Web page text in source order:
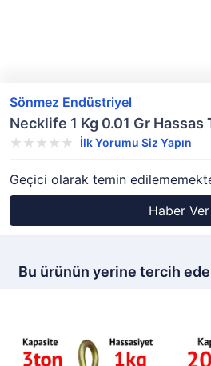
Sönmez Endüstriyel
Necklife 1 Kg 0.01 Gr Hassas
İlk Yorumu Siz Yapın
Geçici olarak temin
Haber Ver
Bu ürünün yerine tercih